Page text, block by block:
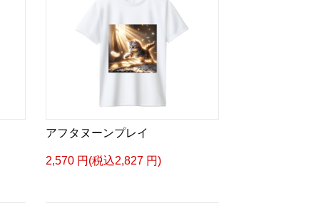
アフタヌーンプレイ
2,570 円(税込2,827 円)